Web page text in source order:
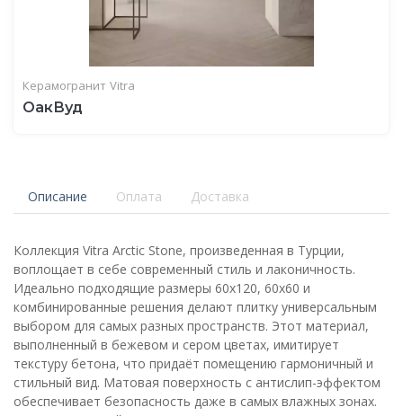
Керамогранит Vitra
ОакВуд
Описание Оплата Доставка
Коллекция Vitra Arctic Stone, произведенная в Турции,
воплощает в себе современный стиль и лаконичность.
Идеально подходящие размеры 60x120, 60x60 и
комбинированные решения делают плитку универсальным
выбором для самых разных пространств. Этот материал,
выполненный в бежевом и сером цветах, имитирует
текстуру бетона, что придаёт помещению гармоничный и
стильный вид. Матовая поверхность с антислип-эффектом
обеспечивает безопасность даже в самых влажных зонах.